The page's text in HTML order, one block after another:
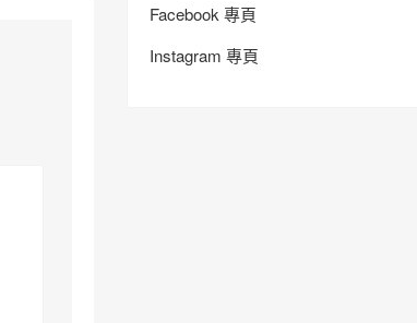
Facebook 專頁
Instagram 專頁